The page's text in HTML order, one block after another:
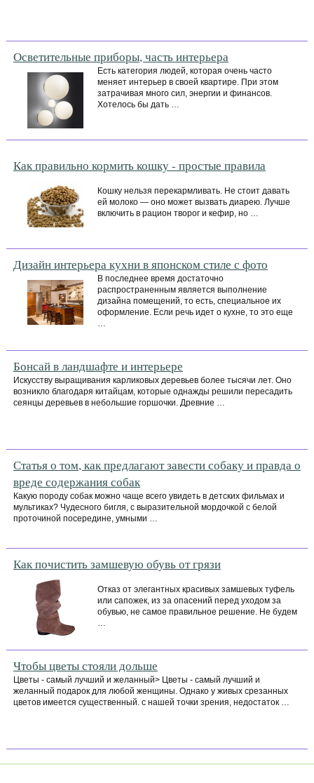
Осветительные приборы, часть интерьера
Есть категория людей, которая очень часто
меняет интерьер в своей квартире. При этом
затрачивая много сил, энергии и финансов.
Хотелось бы дать …
Как правильно кормить кошку - простые правила
Кошку нельзя перекармливать. Не стоит давать
ей молоко — оно может вызвать диарею. Лучше
включить в рацион творог и кефир, но …
Дизайн интерьера кухни в японском стиле с фото
В последнее время достаточно
распространенным является выполнение
дизайна помещений, то есть, специальное их
оформление. Если речь идет о кухне, то это еще
Бонсай в ландшафте и интерьере
Искусству выращивания карликовых деревьев более тысячи лет. Оно
возникло благодаря китайцам, которые однажды решили пересадить
сеянцы деревьев в небольшие горшочки. Древние …
Статья о том, как предлагают завести собаку и правда о
вреде содержания собак
Какую породу собак можно чаще всего увидеть в детских фильмах и
мультиках? Чудесного бигля, с выразительной мордочкой с белой
проточиной посередине, умными …
Как почистить замшевую обувь от грязи
Отказ от элегантных красивых замшевых туфель
или сапожек, из за опасений перед уходом за
обувью, не самое правильное решение. Не будем
Чтобы цветы стояли дольше
Цветы - самый лучший и желанный> Цветы - самый лучший и
желанный подарок для любой женщины. Однако у живых срезанных
цветов имеется существенный. с нашей точки зрения, недостаток …